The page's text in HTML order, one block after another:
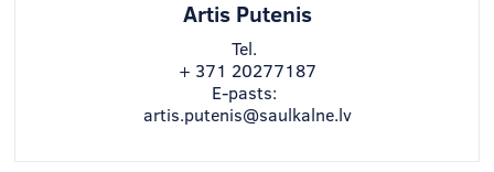
Artis Putenis
Tel.
+ 371 20277187
E-pasts:
artis.putenis@saulkalne.lv